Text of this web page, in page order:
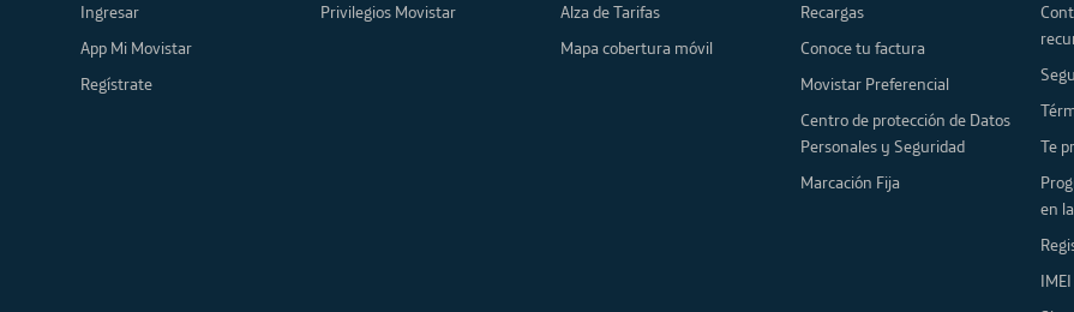
Ingresar
App Mi Movistar
Regístrate
Privilegios Movistar
Alza de Tarifas
Mapa cobertura móvil
Recargas
Conoce tu factura
Movistar Preferencial
Centro de protección de Datos
Personales y Seguridad
Marcación Fija
Programa
en